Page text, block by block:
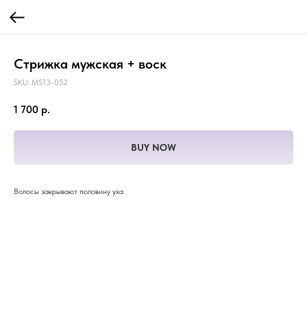
Стрижка мужская + воск
SKU: MS13-052
1 700 р.
BUY NOW
Волосы закрывают половину уха